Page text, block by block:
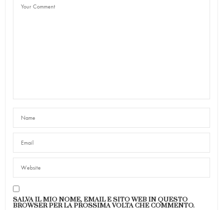
SALVA IL MIO NOME, EMAIL E SITO WEB IN QUESTO
BROWSER PER LA PROSSIMA VOLTA CHE COMMENTO.